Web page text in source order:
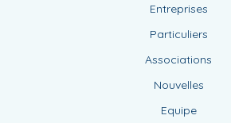
Entreprises
Particuliers
Associations
Nouvelles
Equipe